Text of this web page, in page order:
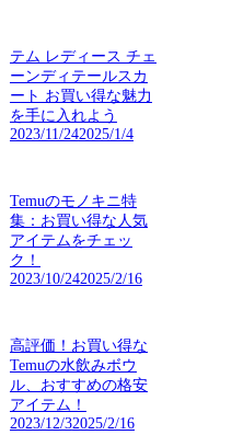
テム レディース チェ
ーンディテールスカ
ート お買い得な魅力
を手に入れよう
2023/11/242025/1/4
Temuのモノキニ特
集：お買い得な人気
アイテムをチェッ
ク！
2023/10/242025/2/16
高評価！お買い得な
Temuの水飲みボウ
ル、おすすめの格安
アイテム！
2023/12/32025/2/16